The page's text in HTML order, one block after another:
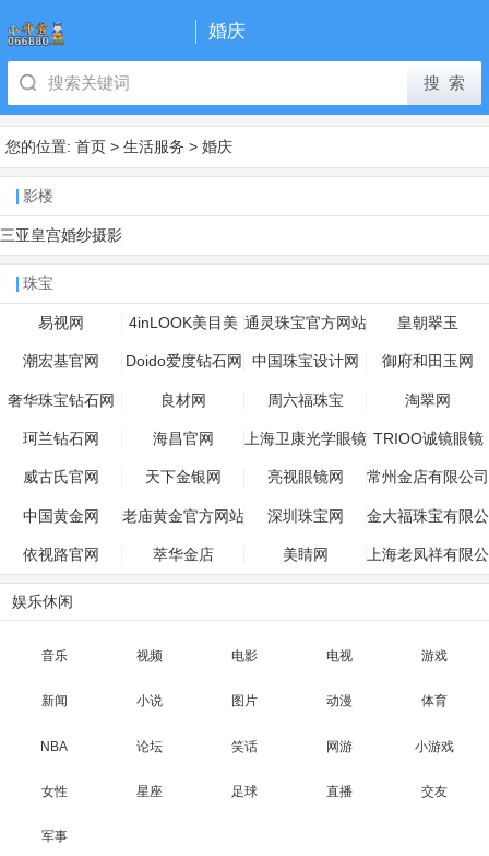
婚庆
您的位置: 首页 > 生活服务 > 婚庆
影楼
三亚皇宫婚纱摄影
珠宝
易视网 4inLOOK美目美
佳
通灵珠宝官方网站 皇朝翠玉
潮宏基官网 Doido爱度钻石网 中国珠宝设计网 御府和田玉网
奢华珠宝钻石网 良材网 周六福珠宝 淘翠网
珂兰钻石网 海昌官网 上海卫康光学眼镜
有限公司
TRIOO诚镜眼镜
网
威古氏官网 天下金银网 亮视眼镜网 常州金店有限公司
中国黄金网 老庙黄金官方网站 深圳珠宝网 金大福珠宝有限公
司
依视路官网 萃华金店 美睛网 上海老凤祥有限公
娱乐休闲
音乐 视频 电影 电视 游戏
新闻 小说 图片 动漫 体育
NBA 论坛 笑话 网游 小游戏
女性 星座 足球 直播 交友
军事